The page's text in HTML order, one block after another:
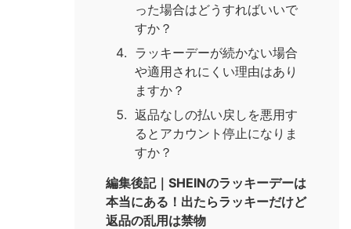
った場合はどうすればいいで
すか？
ラッキーデーが続かない場合
や適用されにくい理由はあり
ますか？
返品なしの払い戻しを悪用す
るとアカウント停止になりま
すか？
編集後記｜SHEINのラッキーデーは
本当にある！出たらラッキーだけど
返品の乱用は禁物